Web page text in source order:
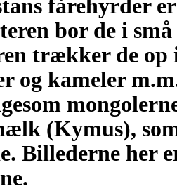
fårehyrder
bor de i
trækker de op
og kameler
(Kymus),
Billederne her